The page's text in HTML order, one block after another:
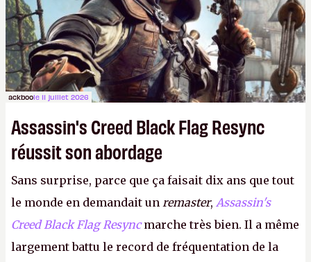
ackboole 11 juillet 2026
Assassin's Creed Black Flag Resync
réussit son abordage
Sans surprise, parce que ça faisait dix ans que tout
le monde en demandait un remaster, Assassin's
Creed Black Flag Resyncmarche très bien. Il a même
largement battu le record de fréquentation de la